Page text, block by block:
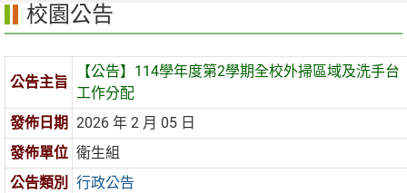
區
校園公告
公告主旨
【公告】114學年度第2學期全校外掃區域及洗手台
工作分配
發佈日期
2026 年 2 月 05 日
發佈單位 衛生組
公告類別
行政公告